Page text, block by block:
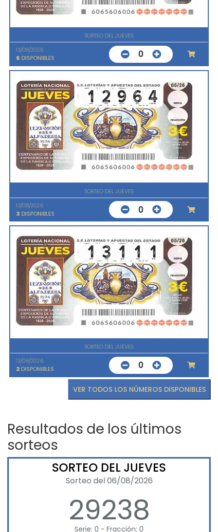
SORTEO DEL JUEVES
13/08/2026
6 DISPONIBLES 0
SORTEO DEL JUEVES
13/08/2026
3 DISPONIBLES 0
SORTEO DEL JUEVES
13/08/2026
2 DISPONIBLES 0
VER TODOS LOS NÚMEROS DISPONIBLES
Resultados de los últimos
sorteos
SORTEO DEL JUEVES
Sorteo del 06/08/2026
29238
Serie: 0 - Fracción: 0